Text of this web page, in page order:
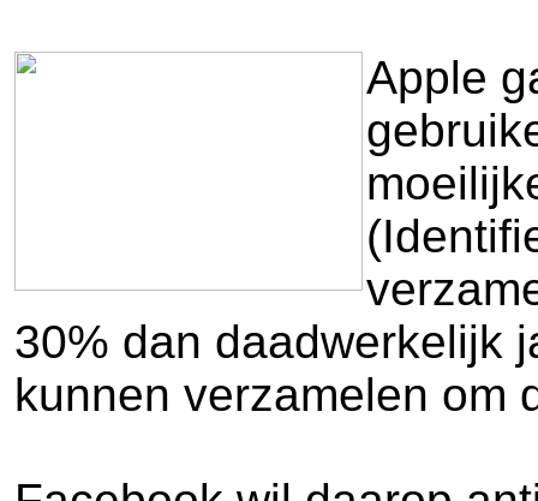
Apple
30% dan daadwerkelijk
kunnen verzamelen om